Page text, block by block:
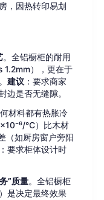
，因热转印易划
。全铝橱柜的耐用
1.2mm），更在于
建议 ：要求商家
边是否无缝隙。
材料都有热胀冷
℃）比木材
（如厨房窗户旁阳
：要求柜体设计时
”质量。全铝橱柜
是决定最终效果